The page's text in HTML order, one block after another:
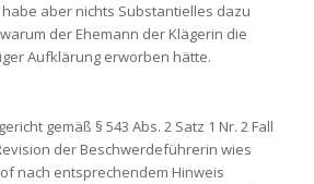
aber nichts Substantielles dazu
der Ehemann der Klägerin die
Aufklärung erworben hätte.
gemäß § 543 Abs. 2 Satz 1 Nr. 2 Fall
der Beschwerdeführerin wies
nach entsprechendem Hinweis